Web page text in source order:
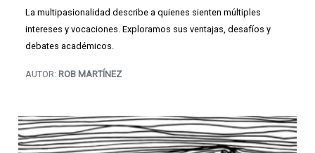
La multipasionalidad describe a quienes sienten múltiples
intereses y vocaciones. Exploramos sus ventajas, desafíos y
debates académicos.
AUTOR: ROB MARTÍNEZ